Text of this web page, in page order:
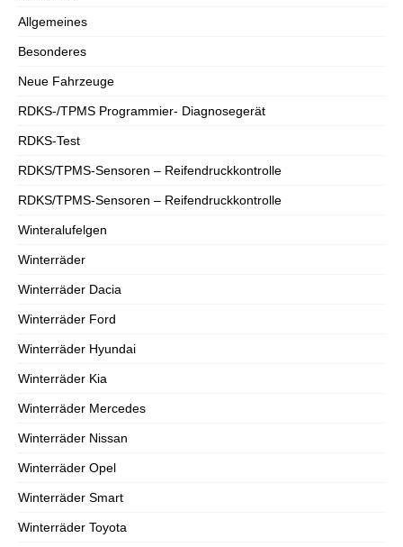
Allgemeines
Besonderes
Neue Fahrzeuge
RDKS-/TPMS Programmier- Diagnosegerät
RDKS-Test
RDKS/TPMS-Sensoren – Reifendruckkontrolle
RDKS/TPMS-Sensoren – Reifendruckkontrolle
Winteralufelgen
Winterräder
Winterräder Dacia
Winterräder Ford
Winterräder Hyundai
Winterräder Kia
Winterräder Mercedes
Winterräder Nissan
Winterräder Opel
Winterräder Smart
Winterräder Toyota